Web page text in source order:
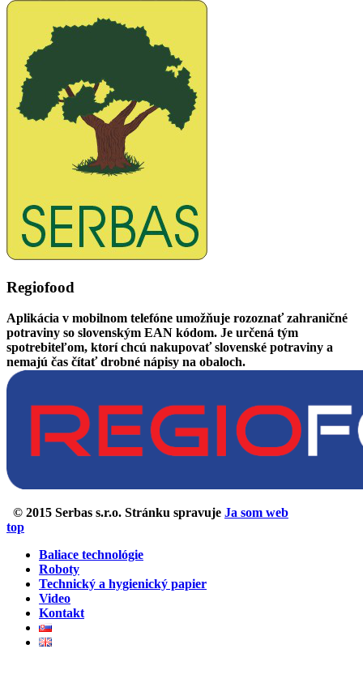
Regiofood
Aplikácia v mobilnom telefóne umožňuje rozoznať zahraničné
potraviny so slovenským EAN kódom. Je určená tým
spotrebiteľom, ktorí chcú nakupovať slovenské potraviny a
nemajú čas čítať drobné nápisy na obaloch.
© 2015 Serbas s.r.o. Stránku spravuje Ja som web
top
Baliace technológie
Roboty
Technický a hygienický papier
Video
Kontakt